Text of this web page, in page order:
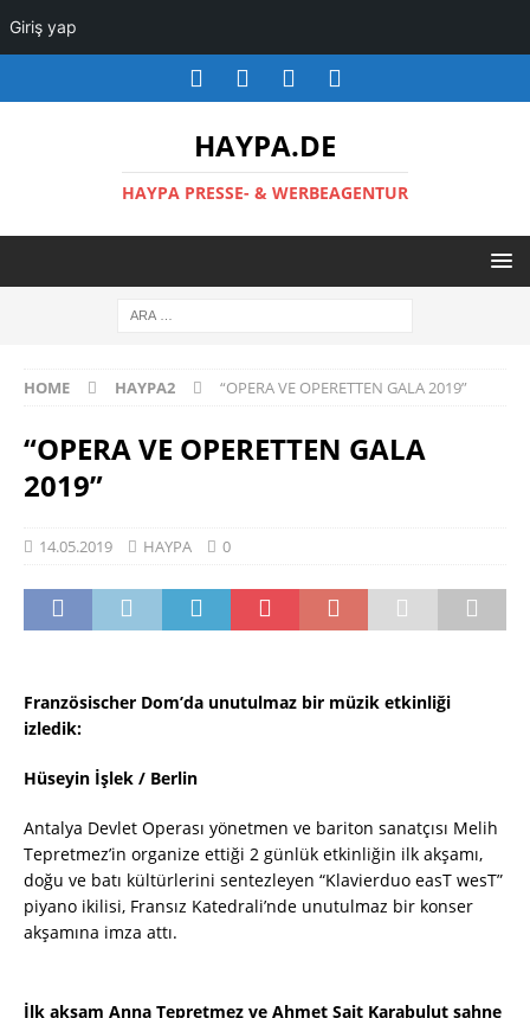
HAYPA.DE
HAYPA PRESSE- & WERBEAGENTUR
HOME HAYPA2 “OPERA VE OPERETTEN GALA 2019”
“OPERA VE OPERETTEN GALA
2019”
14.05.2019 HAYPA 0
Französischer Dom’da unutulmaz bir müzik etkinliği
izledik:
Hüseyin İşlek / Berlin
Antalya Devlet Operası yönetmen ve bariton sanatçısı Melih
Tepretmez’in organize ettiği 2 günlük etkinliğin ilk akşamı,
doğu ve batı kültürlerini sentezleyen “Klavierduo easT wesT”
piyano ikilisi, Fransız Katedrali’nde unutulmaz bir konser
akşamına imza attı.
İlk akşam Anna Tepretmez ve Ahmet Sait Karabulut sahne
Giriş yap